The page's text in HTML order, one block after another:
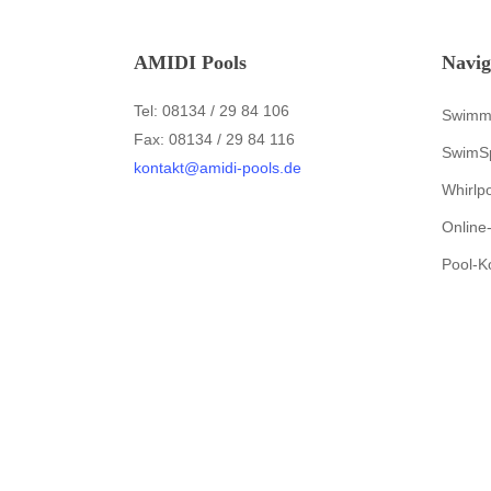
AMIDI Pools
Tel: 08134 / 29 84 106
Fax: 08134 / 29 84 116
kontakt@amidi-pools.de
Pool-